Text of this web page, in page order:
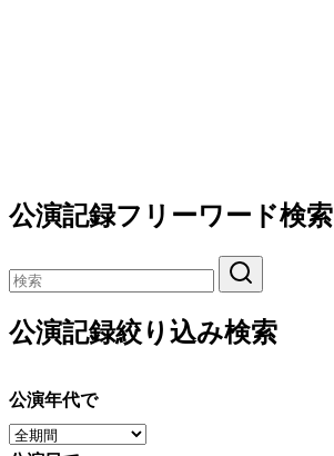
公演記録フリーワード検索
公演記録絞り込み検索
公演年代で